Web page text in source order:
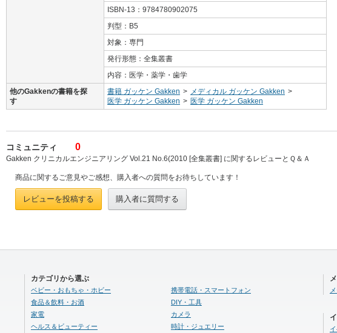
ISBN-13：9784780902075
判型：B5
対象：専門
発行形態：全集叢書
内容：医学・薬学・歯学
他のGakkenの書籍を探
す
書籍 ガッケン Gakken > メディカル ガッケン Gakken >
医学 ガッケン Gakken > 医学 ガッケン Gakken
コミュニティ 0
Gakken クリニカルエンジニアリング Vol.21 No.6(2010 [全集叢書] に関するレビューとＱ＆Ａ
商品に関するご意見やご感想、購入者への質問をお待ちしています！
レビューを投稿する 購入者に質問する
カテゴリから選ぶ
ベビー・おもちゃ・ホビー
食品＆飲料・お酒
家電
ヘルス＆ビューティー
携帯電話・スマートフォン
DIY・工具
カメラ
時計・ジュエリー